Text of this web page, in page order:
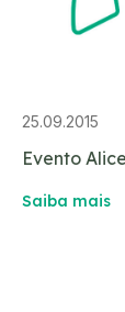
25.09.2015
Evento
Saiba mais